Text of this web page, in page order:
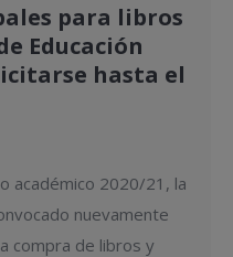
para libros
Educación
hasta el
académico 2020/21, la
nuevamente
compra de libros y